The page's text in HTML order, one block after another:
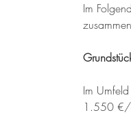
Im
Im
1.550 €/